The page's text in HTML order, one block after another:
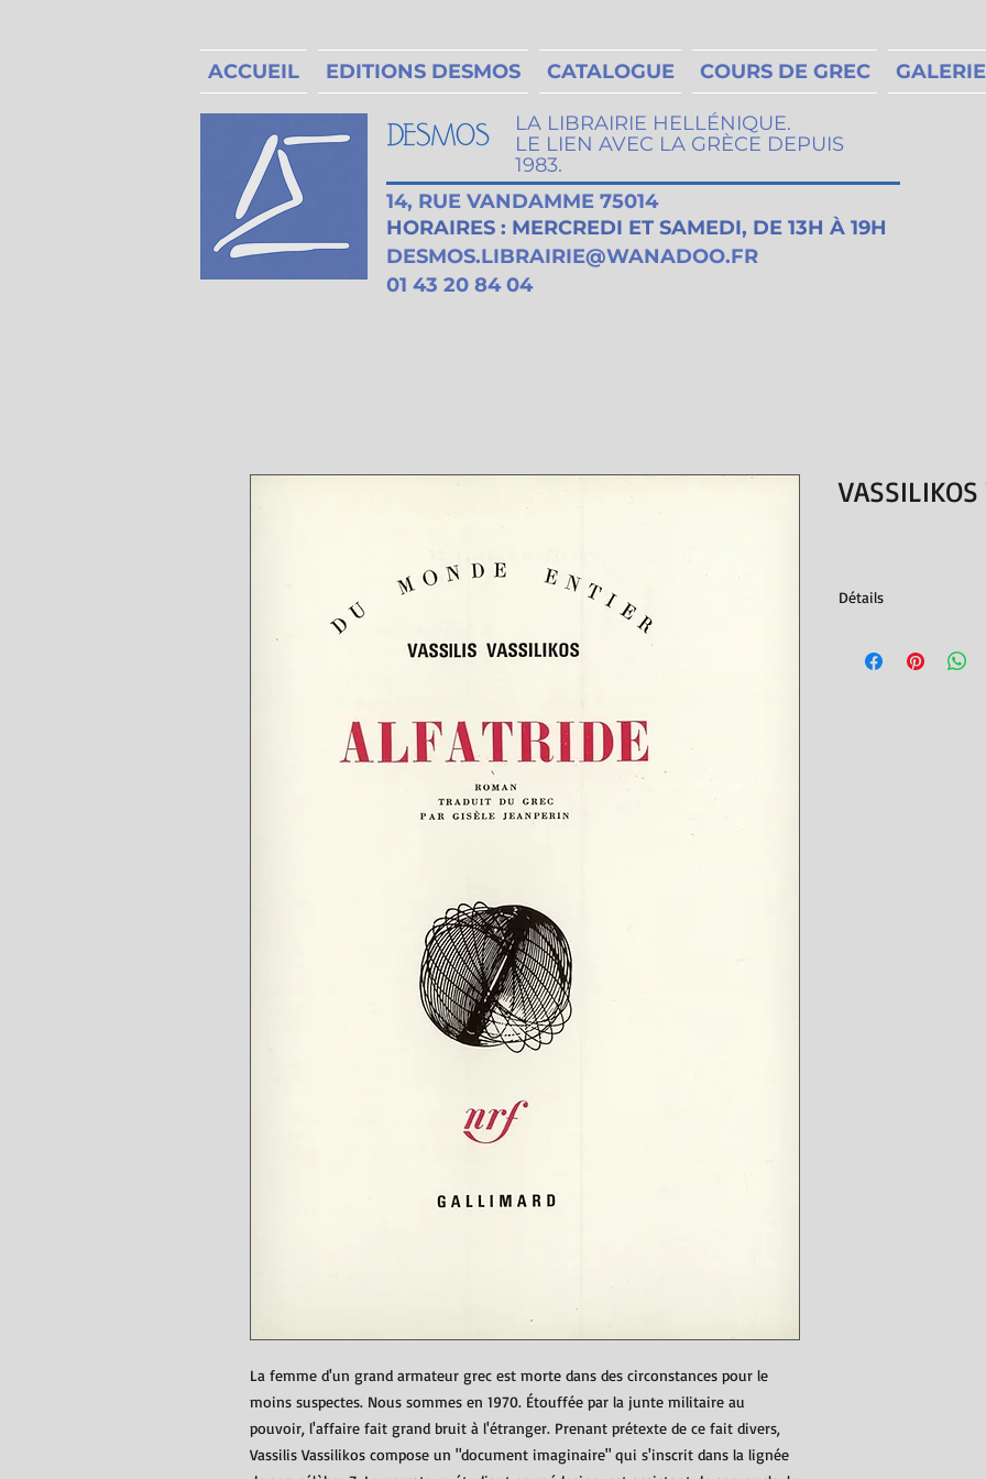
ACCUEIL EDITIONS DESMOS CATALOGUE COURS DE GREC GALERIE
LA LIBRAIRIE HELLÉNIQUE.
LE LIEN AVEC LA GRÈCE DEPUIS
1983.
14, RUE VANDAMME 75014
HORAIRES : MERCREDI ET SAMEDI, DE 13H À 19H
DESMOS.LIBRAIRIE@WANADOO.FR
01 43 20 84 04
La femme d'un grand armateur grec est morte dans des circonstances pour le
moins suspectes. Nous sommes en 1970. Étouffée par la junte militaire au
pouvoir, l'affaire fait grand bruit à l'étranger. Prenant prétexte de ce fait divers,
Vassilis Vassilikos compose un "document imaginaire" qui s'inscrit dans la lignée
Détails
Éditions Gallimard,